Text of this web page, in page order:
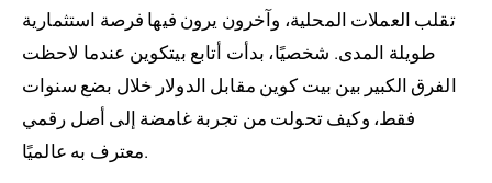
تقلب العملات المحلية، وآخرون يرون فيها فرصة استثمارية
طويلة المدى. شخصيًا، بدأت أتابع بيتكوين عندما لاحظت
الفرق الكبير بين بيت كوين مقابل الدولار خلال بضع سنوات
فقط، وكيف تحولت من تجربة غامضة إلى أصل رقمي
معترف به عالميًا.